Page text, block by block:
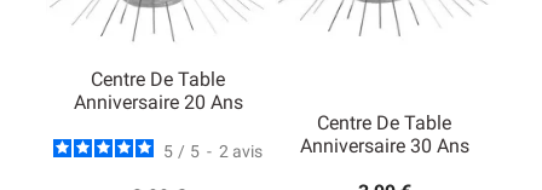
Centre De Table
Anniversaire 20 Ans
5 / 5 - 2 avis
Centre De Table
Anniversaire 30 Ans